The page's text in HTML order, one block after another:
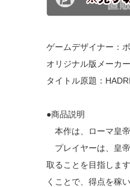
ゲームデザイナー：
オリジナル版メーカ
タイトル原題：
●商品説明
本作は、ローマ皇帝
プレイヤーは、皇
取ることを目指しま
くことで、得点を稼